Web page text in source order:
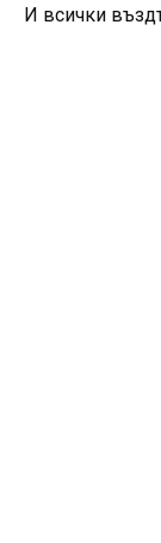
И всички